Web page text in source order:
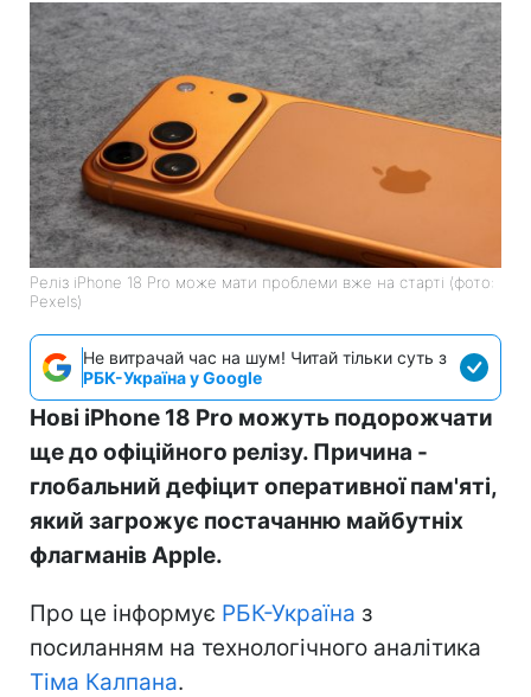
Реліз iPhone 18 Pro може мати проблеми вже на старті (фото:
Pexels)
Не витрачай час на шум! Читай тільки суть з
РБК-Україна у Google
Нові iPhone 18 Pro можуть подорожчати
ще до офіційного релізу. Причина -
глобальний дефіцит оперативної пам'яті,
який загрожує постачанню майбутніх
флагманів Apple.
Про це інформує РБК-Україна з
посиланням на технологічного аналітика
Тіма Калпана.